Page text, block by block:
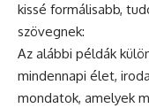
kissé formálisabb,
szövegnek:
Az alábbi példák
mindennapi élet,
mondatok, amelyek